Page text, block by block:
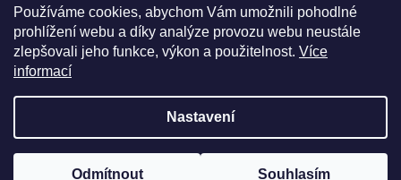
Používáme cookies, abychom Vám umožnili pohodlné
prohlížení webu a díky analýze provozu webu neustále
zlepšovali jeho funkce, výkon a použitelnost. Více
informací
Nastavení
Odmítnout Souhlasím
L
Á
D
A
Í
P
K
O
Á
NAHORU
Vytvořil Shoptet
© 2026 OLIVA. Všechna práva vyhrazena.